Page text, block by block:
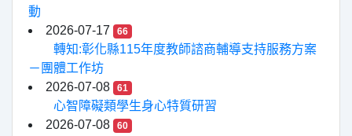
動
2026-07-17
66
轉知:彰化縣115年度教師諮商輔導支持服務方案
－團體工作坊
2026-07-08
61
心智障礙類學生身心特質研習
2026-07-08
60